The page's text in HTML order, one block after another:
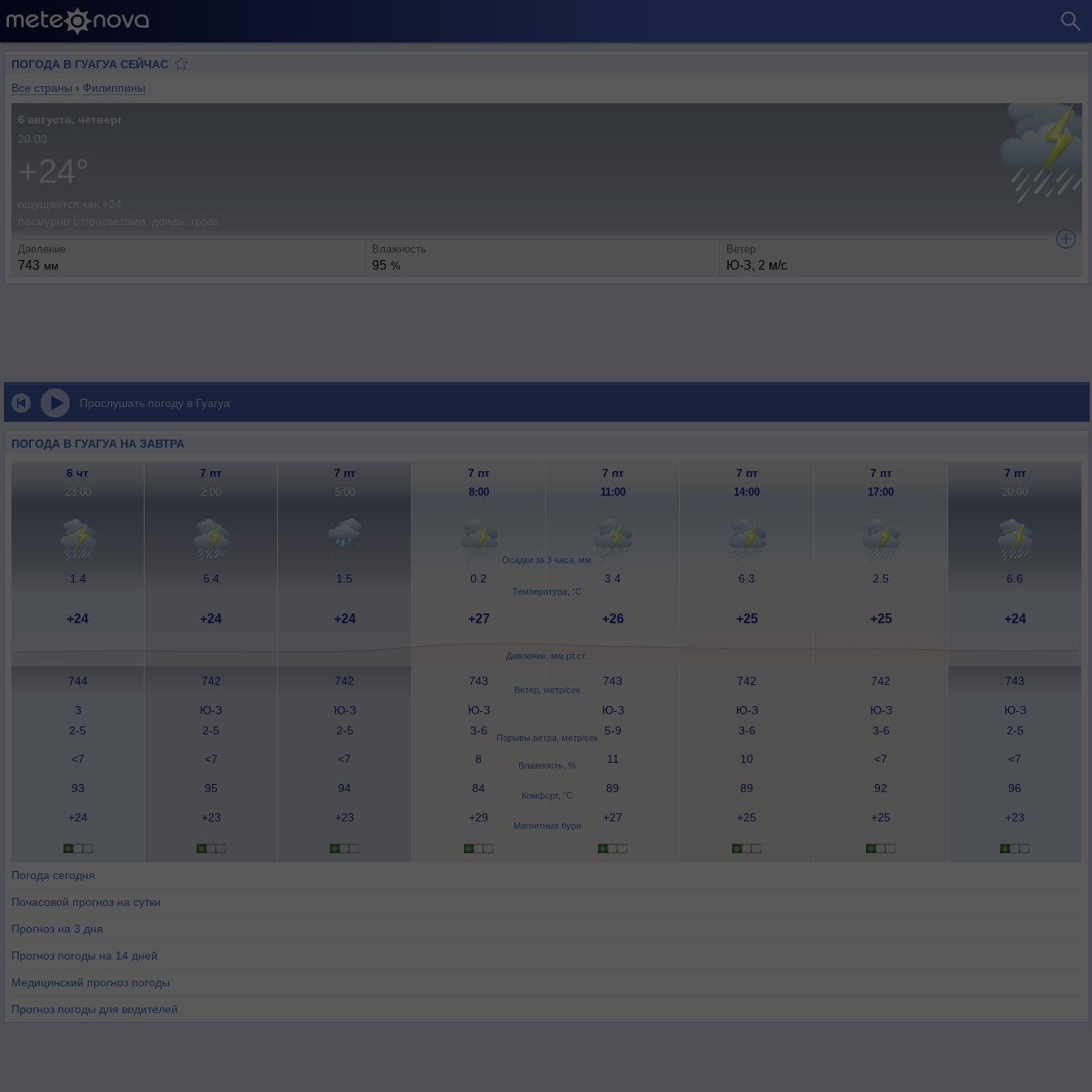
ПОГОДА В ГУАГУА СЕЙЧАС
Все страны › Филиппины
6 августа, четверг
20:00
+24°
ощущается как +24
Давление
743 мм
Влажность
95 %
Ветер
Ю-З, 2 м/с
Прослушать погоду в Гуагуа
ПОГОДА В ГУАГУА НА ЗАВТРА
Осадки за 3 часа, мм
Температура, °C
Давление, мм рт.ст.
Ветер, метр/сек
Порывы ветра, метр/сек
Влажность, %
Комфорт, °C
Магнитные бури
6 чт 7 пт 7 пт 7 пт 7 пт 7 пт 7 пт 7 пт
23:00 2:00 5:00 8:00 11:00 14:00 17:00 20:00
1.4 5.4 1.5 0.2 3.4 6.3 2.5 6.6
+24 +24 +24 +27 +26 +25 +25 +24
744 742 742 743 743 742 742 743
З
2-5
Ю-З
2-5
Ю-З
2-5
Ю-З
3-6
Ю-З
5-9
Ю-З
3-6
Ю-З
3-6
Ю-З
2-5
<7 <7 <7 8 11 10 <7 <7
93 95 94 84 89 89 92 96
+24 +23 +23 +29 +27 +25 +25 +23
Погода сегодня
Почасовой прогноз на сутки
Прогноз на 3 дня
Прогноз погоды на 14 дней
Медицинский прогноз погоды
Прогноз погоды для водителей